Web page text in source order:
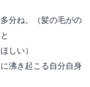
分ね。（髪の毛がの
しい）
沸き起こる自分自身